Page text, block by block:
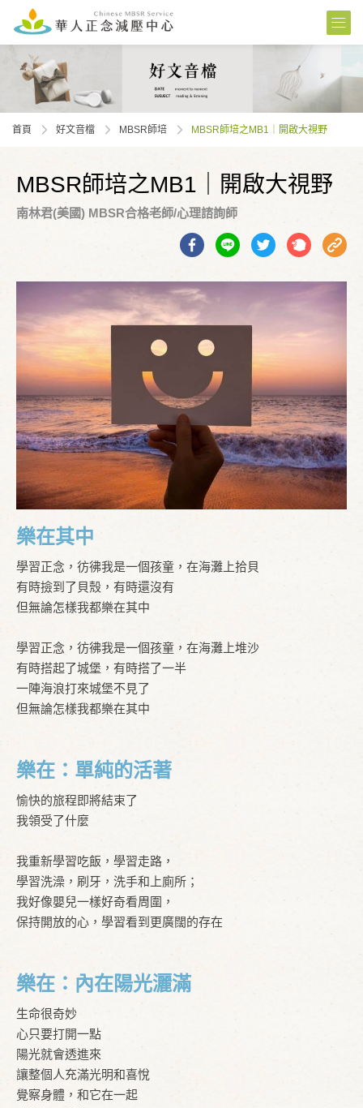
首頁 好文音檔 MBSR師培 MBSR師培之MB1｜開啟大視野
MBSR師培之MB1｜開啟大視野
南林君(美國) MBSR合格老師/心理諮詢師
樂在其中
學習正念，彷彿我是一個孩童，在海灘上拾貝
有時撿到了貝殼，有時還沒有
但無論怎樣我都樂在其中
學習正念，彷彿我是一個孩童，在海灘上堆沙
有時搭起了城堡，有時搭了一半
一陣海浪打來城堡不見了
但無論怎樣我都樂在其中
樂在：單純的活著
愉快的旅程即將結束了
我領受了什麼
我重新學習吃飯，學習走路，
學習洗澡，刷牙，洗手和上廁所；
我好像嬰兒一樣好奇看周圍，
保持開放的心，學習看到更廣闊的存在
樂在：內在陽光灑滿
生命很奇妙
心只要打開一點
陽光就會透進來
讓整個人充滿光明和喜悅
覺察身體，和它在一起